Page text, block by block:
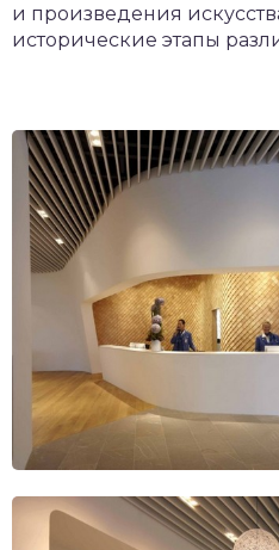
и произведения
исторические этапы